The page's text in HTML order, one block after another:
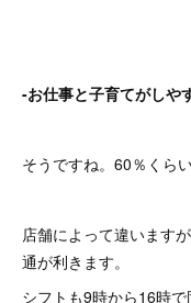
-お仕事と子育てがしや
そうですね。60％くら
店舗によって違います
通が利きます。
シフトも9時から16時で